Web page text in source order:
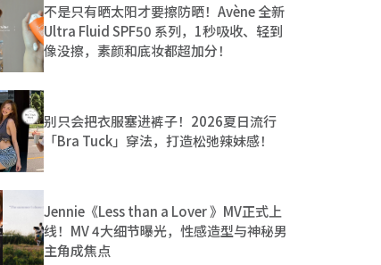
不是只有晒太阳才要擦防晒！Avène 全新
Ultra Fluid SPF50 系列，1秒吸收、轻到
像没擦，素颜和底妆都超加分！
别只会把衣服塞进裤子！2026夏日流行
「Bra Tuck」穿法，打造松弛辣妹感！
Jennie《Less than a Lover 》MV正式上
线！MV 4大细节曝光，性感造型与神秘男
主角成焦点